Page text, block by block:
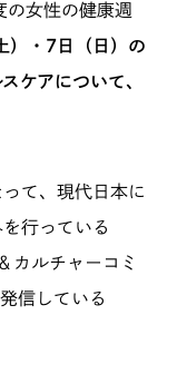
の女性の健康週
）・7日（日）の
ケアについて、
て、現代日本に
行っている
カルチャーコミ
信している